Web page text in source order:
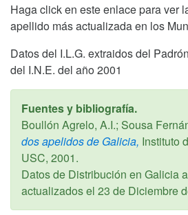
Haga click en este enlace para ver
apellido más actualizada en los
Datos del I.L.G. extraidos del Padrón
del I.N.E. del año 2001
Fuentes y bibliografía.
Boullón Agrelo, A.I.; Sousa
dos apelidos de Galicia, Instituto
USC, 2001.
Datos de Distribución en Galicia
actualizados el 23 de Diciembre